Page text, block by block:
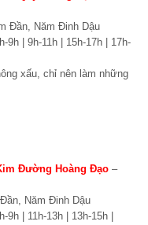
Đần, Năm Đinh Dậu
9h | 9h-11h | 15h-17h | 17h-
xấu, chỉ nên làm những
Đường Hoàng Đạo –
Năm Đinh Dậu
| 11h-13h | 13h-15h |